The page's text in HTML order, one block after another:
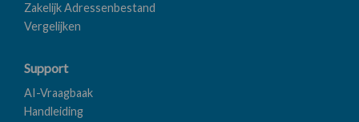
Zakelijk Adressenbestand
Vergelijken
Support
AI-Vraagbaak
Handleiding